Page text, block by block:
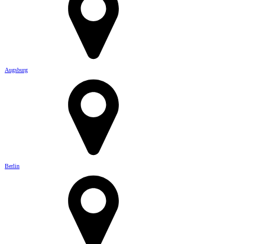
Augsburg
Berlin